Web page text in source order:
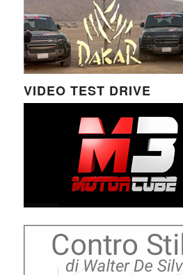
VIDEO TEST DRIVE